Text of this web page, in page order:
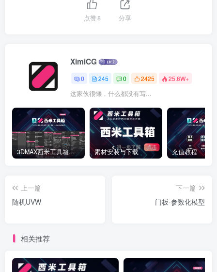
点赞8 分享
XimiCG
0 245 0 2425 25.6W+
这家伙很懒，什么都没有写...
3DMAX西米工具箱下载 素材安装与下载 充值教程
上一篇
随机UVW
下一篇
门板-参数化模型
相关推荐